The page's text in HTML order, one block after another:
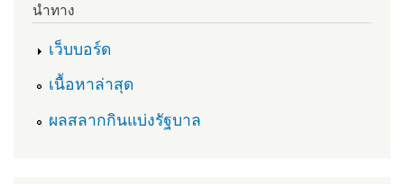
นำทาง
เว็บบอร์ด
เนื้อหาล่าสุด
ผลสลากกินแบ่งรัฐบาล